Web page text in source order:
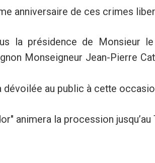
anniversaire de ces crimes
la présidence de Monsieur le
Monseigneur Jean-Pierre
au public à cette
animera la procession